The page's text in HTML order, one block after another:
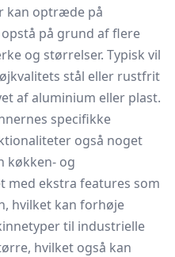
kan optræde på
på grund af flere
og størrelser. Typisk vil
stål eller rustfrit
af aluminium eller plast.
specifikke
også noget
køkken- og
med ekstra features som
hvilket kan forhøje
til industrielle
hvilket også kan